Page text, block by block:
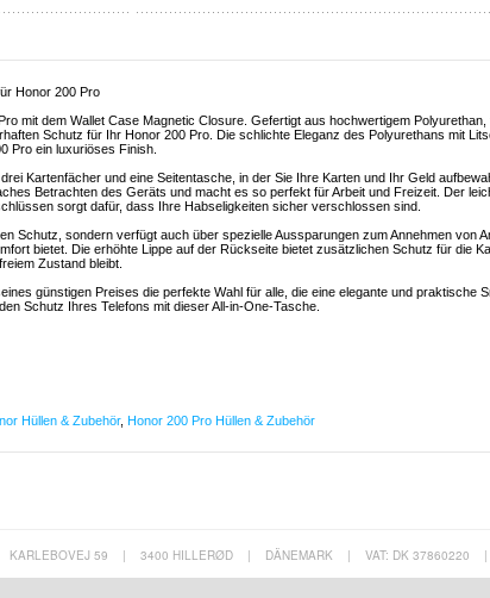
Honor 200 Pro
mit dem Wallet Case Magnetic Closure. Gefertigt aus hochwertigem
Schutz für Ihr Honor 200 Pro. Die schlichte Eleganz des Polyurethans mit
Pro ein luxuriöses Finish.
Kartenfächer und eine Seitentasche, in der Sie Ihre Karten und Ihr Geld
Betrachten des Geräts und macht es so perfekt für Arbeit und Freizeit. Der
sorgt dafür, dass Ihre Habseligkeiten sicher verschlossen sind.
Schutz, sondern verfügt auch über spezielle Aussparungen zum Annehmen von
bietet. Die erhöhte Lippe auf der Rückseite bietet zusätzlichen Schutz für die
Zustand bleibt.
günstigen Preises die perfekte Wahl für alle, die eine elegante und praktische
Schutz Ihres Telefons mit dieser All-in-One-Tasche.
Hüllen & Zubehör, Honor 200 Pro Hüllen & Zubehör
KARLEBOVEJ 59 | 3400 HILLERØD | DÄNEMARK | VAT: DK 37860220 |